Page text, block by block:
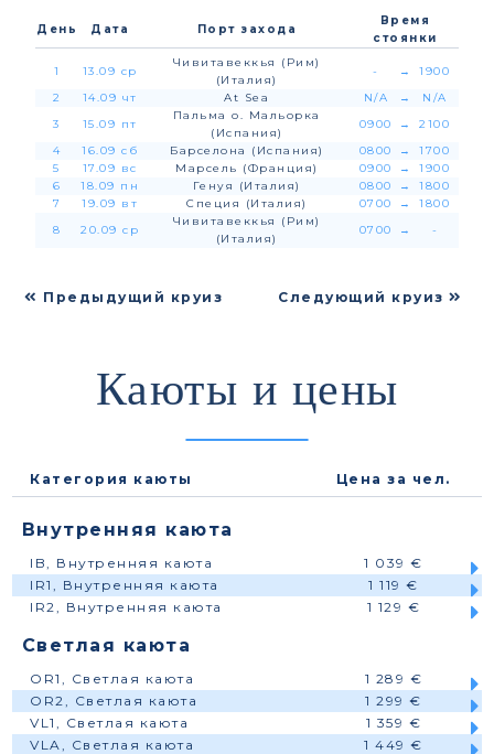
День Дата Порт захода
Время
стоянки
1 13.09 ср
Чивитавеккья (Рим)
(Италия)
- →
1900
2
14.09 чт At Sea N/A →
N/A
3
15.09 пт
Пальма о. Мальорка
(Испания)
0900 →
2100
4
16.09 сб Барселона (Испания) 0800 →
1700
5
17.09 вс Марсель (Франция) 0900 →
1900
6
18.09 пн Генуя (Италия) 0800 →
1800
7
19.09 вт Специя (Италия) 0700 →
1800
8
20.09 ср
Чивитавеккья (Рим)
(Италия)
0700 → -
Предыдущий круиз Следующий круиз
Каюты и цены
Категория каюты Цена за чел.
Внутренняя каюта
IB, Внутренняя каюта
1 039 €
IR1, Внутренняя каюта
1 119 €
IR2, Внутренняя каюта
1 129 €
Светлая каюта
OR1, Светлая каюта
1 289 €
OR2, Светлая каюта
1 299 €
VL1, Светлая каюта
1 359 €
VLA, Светлая каюта
1 449 €